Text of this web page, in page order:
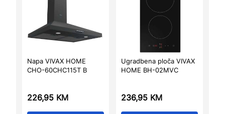
Napa VIVAX HOME
CHO-60CHC115T B
226,95 KM
Ugradbena ploča VIVAX
HOME BH-02MVC
236,95 KM